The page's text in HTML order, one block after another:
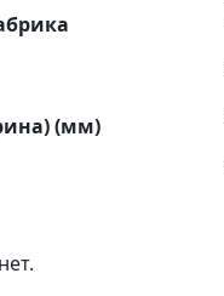
(мм)